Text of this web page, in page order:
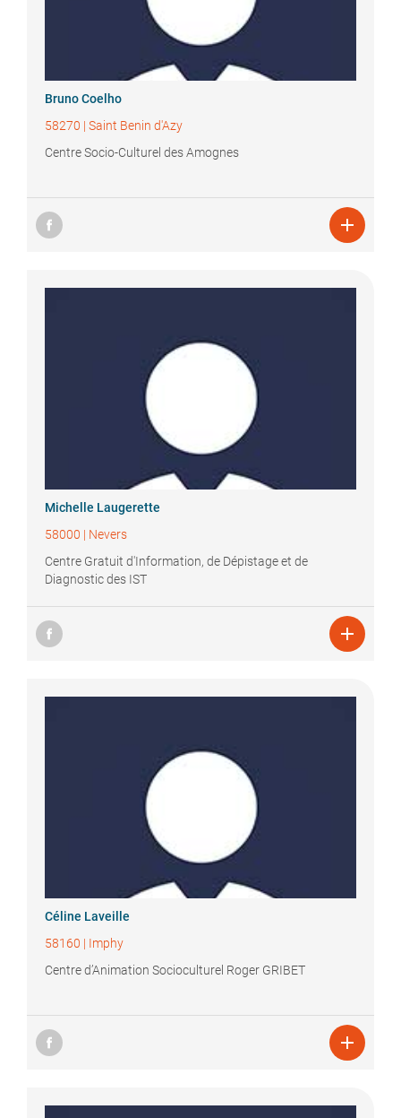
BrunoCoelho
58270 | Saint Benin d'Azy
Centre Socio-Culturel des Amognes

Michelle Laugerette
58000 | Nevers
Centre Gratuit d'Information, de Dépistage et de
Diagnostic des IST

Céline Laveille
58160 | Imphy
Centre d’Animation Socioculturel Roger GRIBET
